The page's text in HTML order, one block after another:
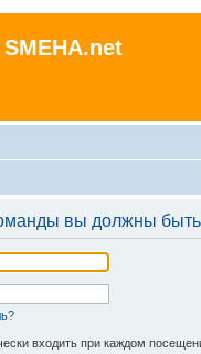
вы должны
входить при каждом